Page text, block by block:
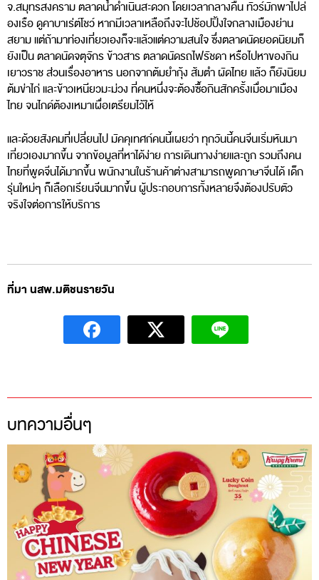
จ.สมุทรสงคราม ตลาดน้ำดำเนินสะดวก โดยเวลากลางคืน ทัวร์มักพาไปล่
องเรือ ดูคาบาเร่ต์โชว์ หากมีเวลาเหลือถึงจะไปช้อปปิ้งใจกลางเมืองย่าน
สยาม แต่ถ้ามาท่องเที่ยวเองก็จะแล้วแต่ความสนใจ ซึ่งตลาดนัดยอดนิยมก็
ยังเป็น ตลาดนัดจตุจักร ข้าวสาร ตลาดนัดรถไฟรัชดา หรือไปหาของกิน
เยาวราช ส่วนเรื่องอาหาร นอกจากต้มยำกุ้ง ส้มตำ ผัดไทย แล้ว ก็ยังนิยม
ต้มข่าไก่ และข้าวเหนียวมะม่วง ที่คนหนึ่งจะต้องซื้อกินสักครั้งเมื่อมาเมือง
ไทย จนไกด์ต้องเหมาเผื่อเตรียมไว้ให้
และด้วยสังคมที่เปลี่ยนไป มัคคุเทศก์คนนี้เผยว่า ทุกวันนี้คนจีนเริ่มหันมา
เที่ยวเองมากขึ้น จากข้อมูลที่หาได้ง่าย การเดินทางง่ายและถูก รวมถึงคน
ไทยที่พูดจีนได้มากขึ้น พนักงานในร้านค้าต่างสามารถพูดภาษาจีนได้ เด็ก
รุ่นใหม่ๆ ก็เลือกเรียนจีนมากขึ้น ผู้ประกอบการทั้งหลายจึงต้องปรับตัว
จริงใจต่อการให้บริการ
ที่มา นสพ.มติชนรายวัน
บทความอื่นๆ